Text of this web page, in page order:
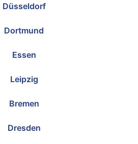
Düsseldorf
Dortmund
Essen
Leipzig
Bremen
Dresden